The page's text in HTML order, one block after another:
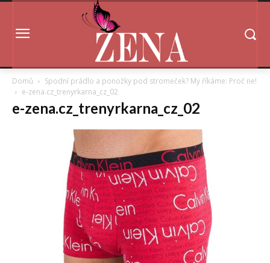
Domů
Spodní prádlo a ponožky pod stromeček? My říkáme: Proč ne!
e-zena.cz_trenyrkarna_cz_02
e-zena.cz_trenyrkarna_cz_02